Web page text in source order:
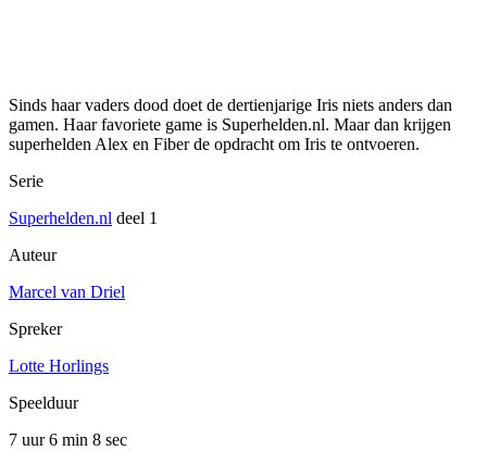
Sinds haar vaders dood doet de dertienjarige Iris niets anders dan
gamen. Haar favoriete game is Superhelden.nl. Maar dan krijgen
superhelden Alex en Fiber de opdracht om Iris te ontvoeren.
Serie
Superhelden.nl deel 1
Auteur
Marcel van Driel
Spreker
Lotte Horlings
Speelduur
7 uur 6 min 8 sec